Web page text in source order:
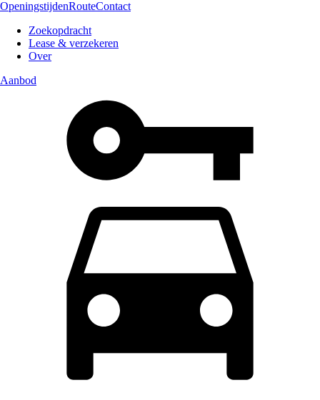
OpeningstijdenRouteContact
Zoekopdracht
Lease & verzekeren
Over
Aanbod